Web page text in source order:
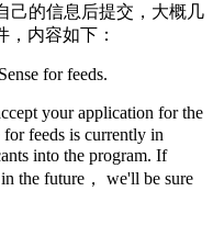
的信息后提交，大概几
，内容如下：
for feeds.
your application for the
for feeds is currently in
into the program. If
the future， we'll be sure